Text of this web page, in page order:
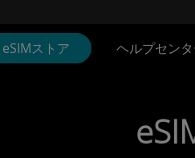
eSIMストア ヘルプセン